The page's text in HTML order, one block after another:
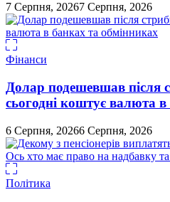
7 Серпня, 20267 Серпня, 2026
Фінанси
Долар подешевшав після
сьогодні коштує валюта
6 Серпня, 20266 Серпня, 2026
Політика